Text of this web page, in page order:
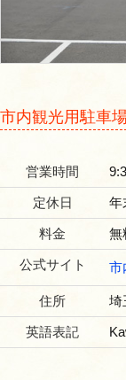
市内観光用駐車
営業時間
定休日 年
料金 無
公式サイト 市
住所 埼
英語表記